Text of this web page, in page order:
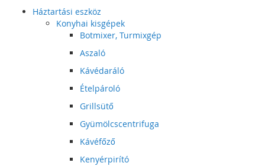
Háztartási eszköz
Konyhai kisgépek
Botmixer, Turmixgép
Aszaló
Kávédaráló
Ételpároló
Grillsütő
Gyümölcscentrifuga
Kávéfőző
Kenyérpirító